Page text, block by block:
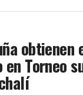
obtienen
Torneo